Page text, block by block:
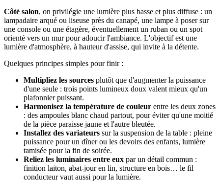
Côté salon, on privilégie une lumière plus basse et plus diffuse : un
lampadaire arqué ou liseuse près du canapé, une lampe à poser sur
une console ou une étagère, éventuellement un ruban ou un spot
orienté vers un mur pour adoucir l'ambiance. L'objectif est une
lumière d'atmosphère, à hauteur d'assise, qui invite à la détente.
Quelques principes simples pour finir :
Multipliez les sources plutôt que d'augmenter la puissance
d'une seule : trois points lumineux doux valent mieux qu'un
plafonnier puissant.
Harmonisez la température de couleur entre les deux zones
: des ampoules blanc chaud partout, pour éviter qu'une moitié
de la pièce paraisse jaune et l'autre bleutée.
Installez des variateurs sur la suspension de la table : pleine
puissance pour un dîner ou les devoirs des enfants, lumière
tamisée pour la fin de soirée.
Reliez les luminaires entre eux par un détail commun :
finition laiton, abat-jour en lin, structure en bois… le fil
conducteur vaut aussi pour la lumière.